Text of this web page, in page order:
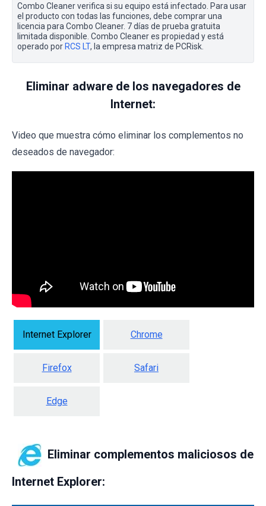
Combo Cleaner verifica si su equipo está infectado. Para usar
el producto con todas las funciones, debe comprar una
licencia para Combo Cleaner. 7 días de prueba gratuita
limitada disponible. Combo Cleaner es propiedad y está
operado por RCS LT, la empresa matriz de PCRisk.
Eliminar adware de los navegadores de
Internet:
Video que muestra cómo eliminar los complementos no
deseados de navegador:
Internet Explorer Chrome
Firefox Safari
Edge
Eliminar complementos maliciosos de
Internet Explorer: